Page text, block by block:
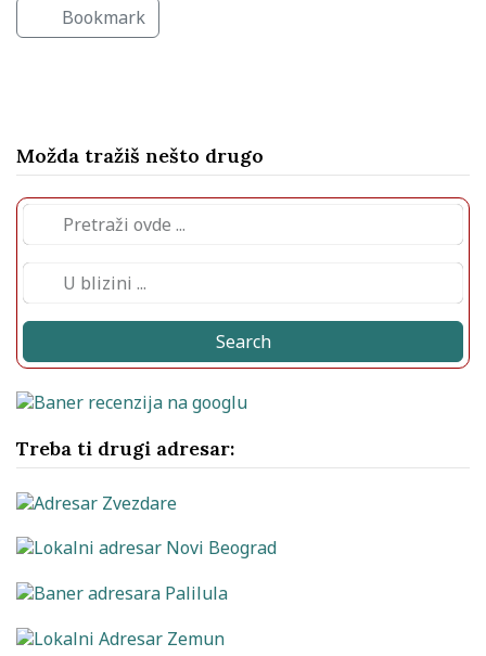
Bookmark
Možda tražiš nešto drugo
Search
Treba ti drugi adresar: